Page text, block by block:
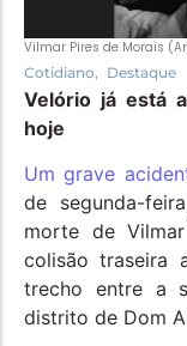
Vilmar Pires de Morais
Cotidiano, Destaque
Velório já está
hoje
Um grave
de segunda-
morte de
colisão traseira
trecho entre a
distrito de Dom